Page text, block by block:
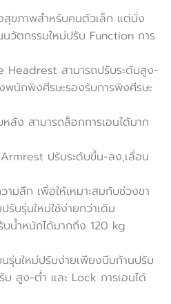
สุขภาพสำหรับคนตัวเล็ก แต่นั่ง
วัตกรรมใหม่ปรับ Function การ
สามารถปรับระดับสูง-
นักพิงศีรษะรองรับการพิงศีรษะ
ง สามารถล็อกการเอนได้มาก
ปรับระดับขึ้น-ลง,เลื่อน
ามลึก เพื่อให้เหมาะสมกับช่วงขา
บรุ่นใหม่ใช้ง่ายกว่าเดิม
น้ำหนักได้มากถึง 120 kg
นใหม่ปรับง่ายเพียงบีบก้านปรับ
สูง-ต่ำ และ Lock การเอนได้